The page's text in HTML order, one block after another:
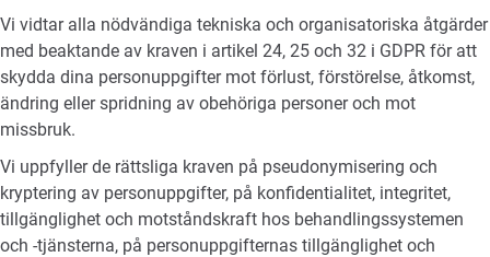
Vi vidtar alla nödvändiga tekniska och organisatoriska åtgärder
med beaktande av kraven i artikel 24, 25 och 32 i GDPR för att
skydda dina personuppgifter mot förlust, förstörelse, åtkomst,
ändring eller spridning av obehöriga personer och mot
missbruk.
Vi uppfyller de rättsliga kraven på pseudonymisering och
kryptering av personuppgifter, på konfidentialitet, integritet,
tillgänglighet och motståndskraft hos behandlingssystemen
och -tjänsterna, på personuppgifternas tillgänglighet och